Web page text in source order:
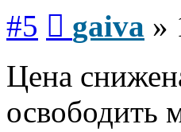
#5 gaiva »
Цена
освободить